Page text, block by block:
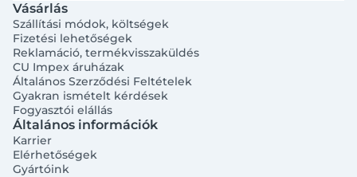
Vásárlás
Szállítási módok, költségek
Fizetési lehetőségek
Reklamáció, termékvisszaküldés
CU Impex áruházak
Általános Szerződési Feltételek
Gyakran ismételt kérdések
Fogyasztói elállás
Általános információk
Karrier
Elérhetőségek
Gyártóink